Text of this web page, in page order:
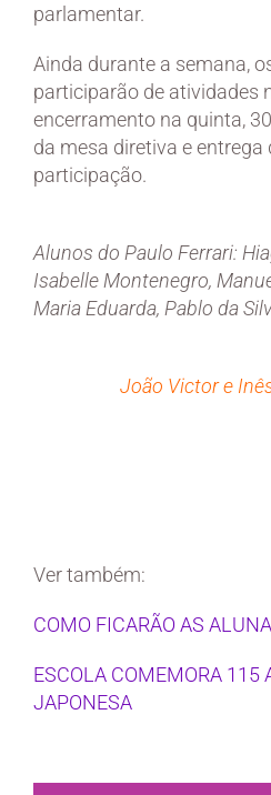
parlamentar.
Ainda durante a semana,
participarão de atividades
encerramento na quinta,
da mesa diretiva e
participação.
Alunos do Paulo Ferrari:
Isabelle Montenegro,
Maria Eduarda, Pablo da
João Victor e
Ver também:
COMO FICARÃO AS
ESCOLA COMEMORA 115
JAPONESA